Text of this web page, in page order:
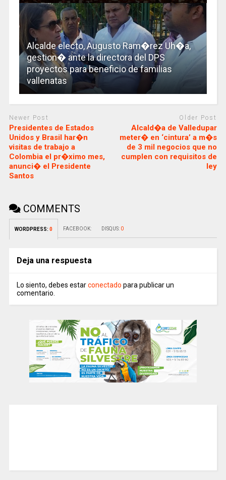
Alcalde electo, Augusto Ram�rez Uh�a,
gestion� ante la directora del DPS
proyectos para beneficio de familias
vallenatas
Newer Post
Presidentes de Estados
Unidos y Brasil har�n
visitas de trabajo a
Colombia el pr�ximo mes,
anunci� el Presidente
Santos
Older Post
Alcald�a de Valledupar
meter� en ‘cintura’ a m�s
de 3 mil negocios que no
cumplen con requisitos de
ley
COMMENTS
WORDPRESS: 0 FACEBOOK: DISQUS: 0
Deja una respuesta
Lo siento, debes estarconectado para publicar un
comentario.